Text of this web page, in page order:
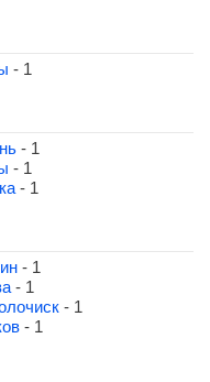
- 1
- 1
- 1
- 1
- 1
- 1
- 1
- 1